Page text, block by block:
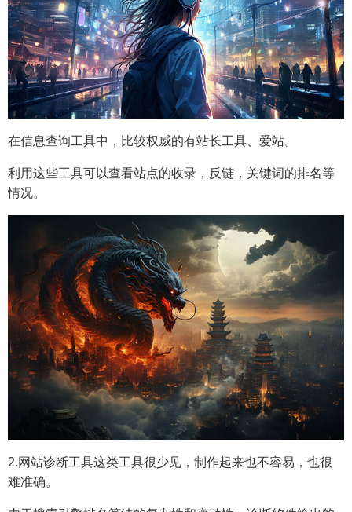
在信息查询工具中，比较权威的有站长工具、爱站。
利用这些工具可以查看站点的收录，反链，关键词的排名等
情况。
2.网站诊断工具这类工具很少见，制作起来也不容易，也很
难准确。